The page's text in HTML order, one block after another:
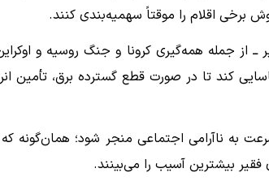
برخی اقلام را موقتاً سهمیه‌بندی کنند.
جمله همه‌گیری کرونا و جنگ روسیه و
کند تا در صورت قطع گسترده برق، تأمین
به ناآرامی اجتماعی منجر شود؛ همان‌گونه